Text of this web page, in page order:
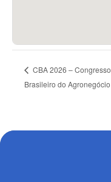
CBA 2026 – Congresso
Brasileiro do Agronegócio